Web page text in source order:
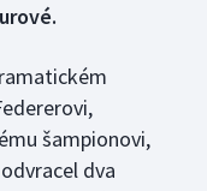
šampionovi,
dva